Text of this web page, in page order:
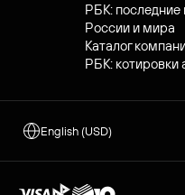
РБК: последние
России и мира
Каталог
РБК: котировки
English (USD)